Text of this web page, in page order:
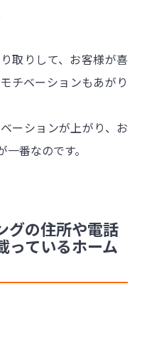
取りして、お客様が喜
チベーションもあがり
ーションが上がり、お
番なのです。
グの住所や電話
っているホーム